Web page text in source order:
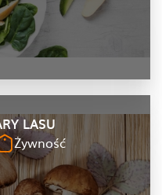
LASU
Żywność